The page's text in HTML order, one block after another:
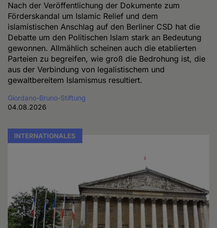
Nach der Veröffentlichung der Dokumente zum
Förderskandal um Islamic Relief und dem
islamistischen Anschlag auf den Berliner CSD hat die
Debatte um den Politischen Islam stark an Bedeutung
gewonnen. Allmählich scheinen auch die etablierten
Parteien zu begreifen, wie groß die Bedrohung ist, die
aus der Verbindung von legalistischem und
gewaltbereitem Islamismus resultiert.
Giordano-Bruno-Stiftung
04.08.2026
INTERNATIONALES